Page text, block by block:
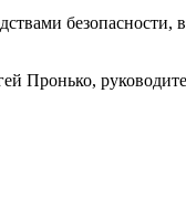
безопасности,
Пронько,